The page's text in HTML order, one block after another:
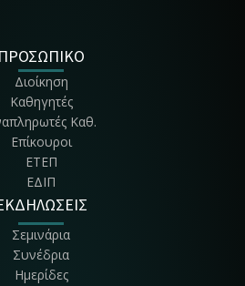
ΠΡΟΣΩΠΙΚΟ
Διοίκηση
Καθηγητές
Καθ.
Επίκουροι
ΕΤΕΠ
ΕΔΙΠ
Σεμινάρια
Συνέδρια
Ημερίδες